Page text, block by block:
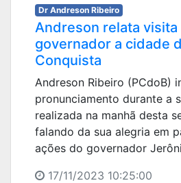
Dr Andreson Ribeiro
Andreson relata visita
governador a cidade
Conquista
Andreson Ribeiro (PCdoB)
pronunciamento durante a
realizada na manhã desta
falando da sua alegria em
ações do governador
17/11/2023 10:25:00